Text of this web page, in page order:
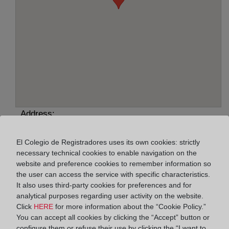
Address:
Horario:
De lunes a viernes de 09:00 a 17:00 horas
Agosto: De lunes a viernes de 09:00 a 14:00 horas
Los días 24 y 31 de diciembre de 09:00 a 14:00
horas
El Colegio de Registradores uses its own cookies: strictly
necessary technical cookies to enable navigation on the
website and preference cookies to remember information so
the user can access the service with specific characteristics.
It also uses third-party cookies for preferences and for
analytical purposes regarding user activity on the website.
Click HERE for more information about the “Cookie Policy.”
You can accept all cookies by clicking the “Accept” button or